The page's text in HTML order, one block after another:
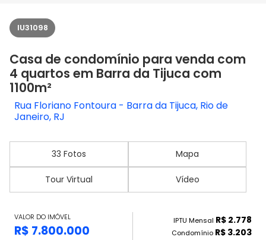
IU31098
Casa de condomínio para venda com
4 quartos em Barra da Tijuca com
1100m²
Rua Floriano Fontoura - Barra da Tijuca, Rio de
Janeiro, RJ
33 Fotos Mapa
Tour Virtual Vídeo
VALOR DO IMÓVEL
R$ 7.800.000
IPTU Mensal R$ 2.778
Condomínio R$ 3.203